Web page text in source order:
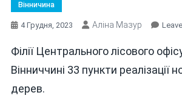
Вінничина
4 Грудня, 2023 Аліна Мазур
Філії Центрального лісового
Вінниччині 33 пункти реалізації
дерев.